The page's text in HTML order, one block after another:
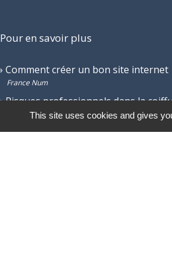
Pour en savoir plus
Comment créer un bon site internet
France Num
Risques professionnels dans la
Caisse nationale d'assurance maladie (Cnam)
Peine complémentaire
This site uses cookies and gives